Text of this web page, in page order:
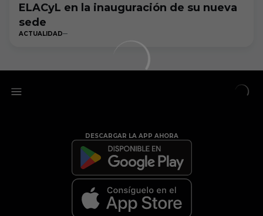
ELACyL en la inauguración de su nueva
sede
ACTUALIDAD
DESCARGAR LA APP AHORA